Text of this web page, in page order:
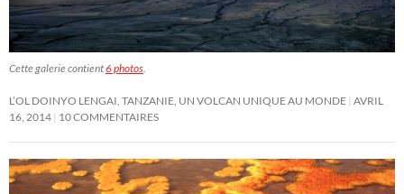
Cette galerie contient6 photos
L’OL DOINYO LENGAI, TANZANIE, UN VOLCAN UNIQUE AU MONDE AVRIL
16, 2014 10 COMMENTAIRES